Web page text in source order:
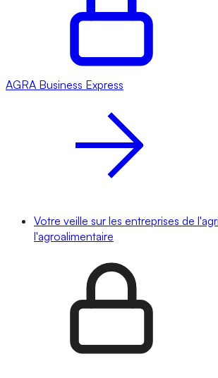
AGRA Business Express
Votre veille sur les entreprises de
l'agroalimentaire